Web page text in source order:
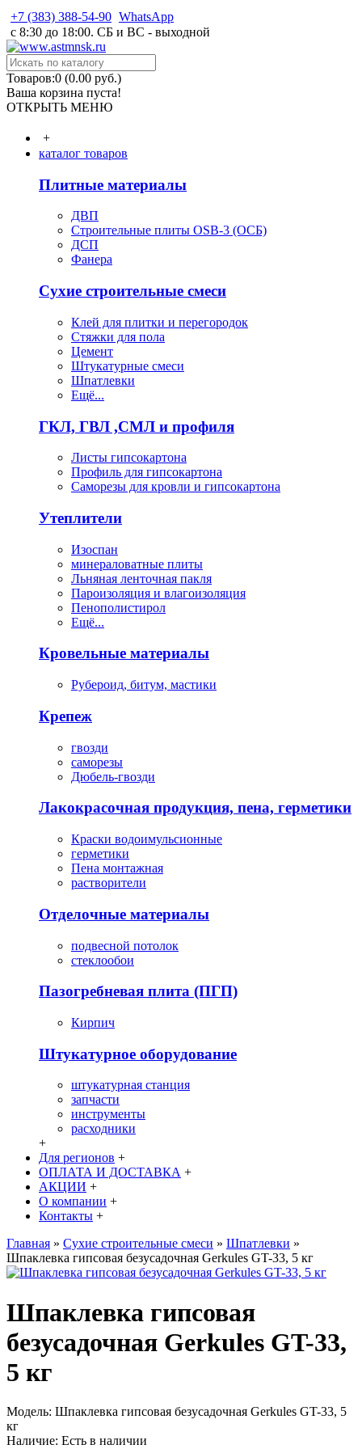
+7 (383) 388-54-90 WhatsApp
с 8:30 до 18:00. СБ и ВС - выходной
Товаров:0 (0.00 руб.)
Ваша корзина пуста!
ОТКРЫТЬ МЕНЮ
+
каталог товаров
Плитные материалы
ДВП
Строительные плиты OSB-3 (ОСБ)
ДСП
Фанера
Сухие строительные смеси
Клей для плитки и перегородок
Стяжки для пола
Цемент
Штукатурные смеси
Шпатлевки
Ещё...
ГКЛ, ГВЛ ,СМЛ и профиля
Листы гипсокартона
Профиль для гипсокартона
Саморезы для кровли и гипсокартона
Утеплители
Изоспан
минераловатные плиты
Льняная ленточная пакля
Пароизоляция и влагоизоляция
Пенополистирол
Ещё...
Кровельные материалы
Рубероид, битум, мастики
Крепеж
гвозди
саморезы
Дюбель-гвозди
Лакокрасочная продукция, пена, герметики
Краски водоимульсионные
герметики
Пена монтажная
растворители
Отделочные материалы
подвесной потолок
стеклообои
Пазогребневая плита (ПГП)
Кирпич
Штукатурное оборудование
штукатурная станция
запчасти
инструменты
расходники
+
Для регионов +
ОПЛАТА И ДОСТАВКА +
АКЦИИ +
О компании +
Контакты +
Главная » Сухие строительные смеси » Шпатлевки »
Шпаклевка гипсовая безусадочная Gerkules GT-33, 5 кг
Шпаклевка гипсовая
безусадочная Gerkules GT-33,
5 кг
Модель: Шпаклевка гипсовая безусадочная Gerkules GT-33, 5
кг
Наличие: Есть в наличии